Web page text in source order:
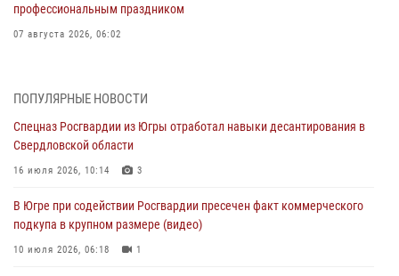
профессиональным праздником
07 августа 2026, 06:02
Военнослужащие Росгвардии сбили дрон-разведчик ВСУ на южном
направлении
Офицеры Росгвардии и ветераны войск правопорядка почтили
память генерала армии Ивана Кирилловича Яковлева
ПОПУЛЯРНЫЕ НОВОСТИ
Спецназ Росгвардии из Югры отработал навыки десантирования в
Свердловской области
16 июля 2026, 10:14 3
В Югре при содействии Росгвардии пресечен факт коммерческого
подкупа в крупном размере (видео)
10 июля 2026, 06:18 1